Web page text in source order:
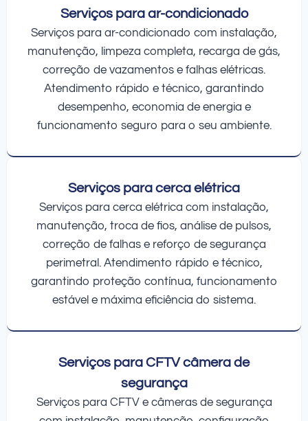
Serviços para ar-condicionado
Serviços para ar-condicionado com instalação,
manutenção, limpeza completa, recarga de gás,
correção de vazamentos e falhas elétricas.
Atendimento rápido e técnico, garantindo
desempenho, economia de energia e
funcionamento seguro para o seu ambiente.
Serviços para cerca elétrica
Serviços para cerca elétrica com instalação,
manutenção, troca de fios, análise de pulsos,
correção de falhas e reforço de segurança
perimetral. Atendimento rápido e técnico,
garantindo proteção contínua, funcionamento
estável e máxima eficiência do sistema.
Serviços para CFTV câmera de
segurança
Serviços para CFTV e câmeras de segurança